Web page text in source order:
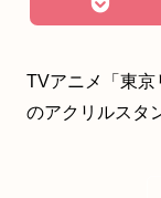
TVアニメ「東京
のアクリルスタ